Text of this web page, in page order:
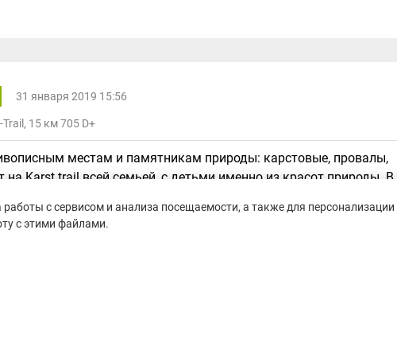
31 января 2019 15:56
15 км 705 D+
местам и памятникам природы: карстовые, провалы,
Karst trail всей семьей, с детьми именно из красот природы. В
гонки пикантности. Очень приятная и уютная атмосфера,
на финише. Примерно на 7 км был пункт питания, где можно
с сервисом и анализа посещаемости, а также для персонализации
с этими файлами.